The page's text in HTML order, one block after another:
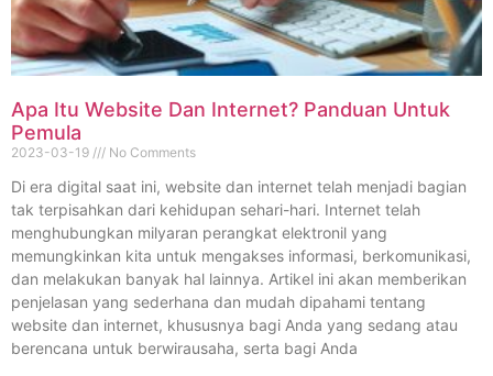
Apa Itu Website Dan Internet? Panduan Untuk
Pemula
2023-03-19 No Comments
Di era digital saat ini, website dan internet telah menjadi bagian
tak terpisahkan dari kehidupan sehari-hari. Internet telah
menghubungkan milyaran perangkat elektronil yang
memungkinkan kita untuk mengakses informasi, berkomunikasi,
dan melakukan banyak hal lainnya. Artikel ini akan memberikan
penjelasan yang sederhana dan mudah dipahami tentang
website dan internet, khususnya bagi Anda yang sedang atau
berencana untuk berwirausaha, serta bagi Anda